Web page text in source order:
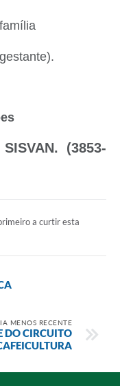
(3853-
a curtir esta
MENOS RECENTE
DO CIRCUITO